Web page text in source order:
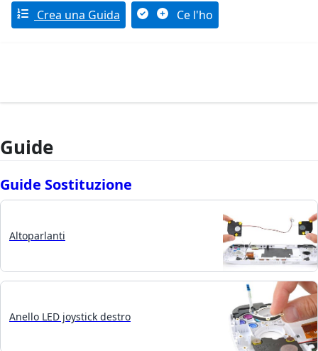
Crea una Guida Ce l'ho
Guide
Guide Sostituzione
Altoparlanti
Anello LED joystick destro